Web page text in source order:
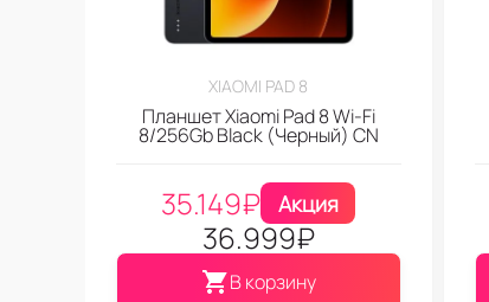
XIAOMI PAD 8
Планшет Xiaomi Pad 8 Wi-Fi
8/256Gb Black (Черный) CN
35.149₽ Акция
36.999₽
В корзину